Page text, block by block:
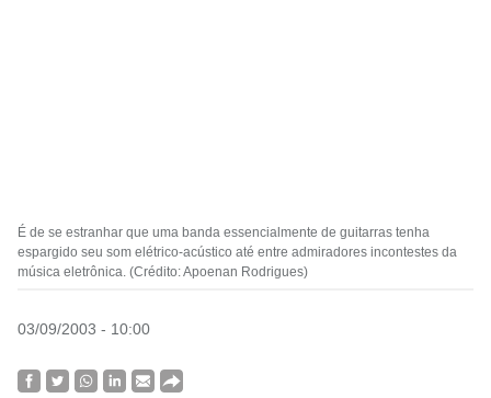
É de se estranhar que uma banda essencialmente de guitarras tenha
espargido seu som elétrico-acústico até entre admiradores incontestes da
música eletrônica. (Crédito: Apoenan Rodrigues)
03/09/2003 - 10:00